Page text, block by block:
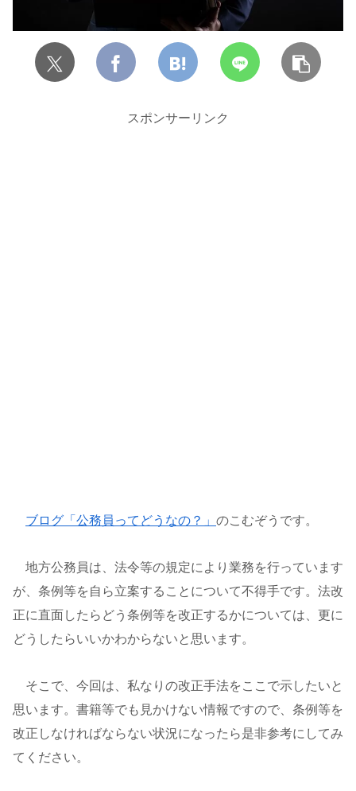
スポンサーリンク
ブログ「公務員ってどうなの？」 のこむぞうです。
地方公務員は、法令等の規定により業務を行っています
が、条例等を自ら立案することについて不得手です。法改
正に直面したらどう条例等を改正するかについては、更に
どうしたらいいかわからないと思います。
そこで、今回は、私なりの改正手法をここで示したいと
思います。書籍等でも見かけない情報ですので、条例等を
改正しなければならない状況になったら是非参考にしてみ
てください。